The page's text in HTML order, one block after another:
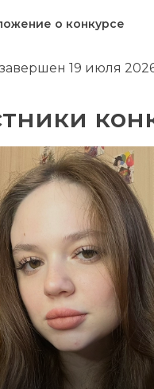
о конкурсе
19 июля